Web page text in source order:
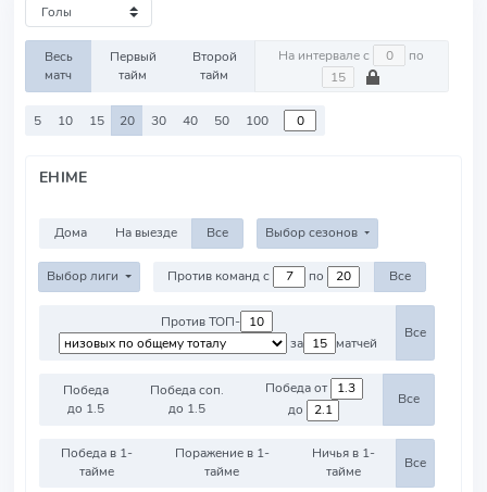
Весь
матч
Первый
тайм
Второй
тайм
На интервале с по
5 10 15 20 30 40 50 100
EHIME
Дома На выезде Все Выбор сезонов
Выбор лиги Против команд с по Все
Против ТОП-
за
матчей
Все
Победа
до 1.5
Победа соп.
до 1.5
Победа от
до
Все
Победа в 1-
тайме
Поражение в 1-
тайме
Ничья в 1-
тайме
Все